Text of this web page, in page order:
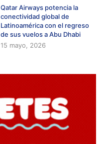
Qatar Airways potencia la
conectividad global de
Latinoamérica con el regreso
de sus vuelos a Abu Dhabi
15 mayo, 2026